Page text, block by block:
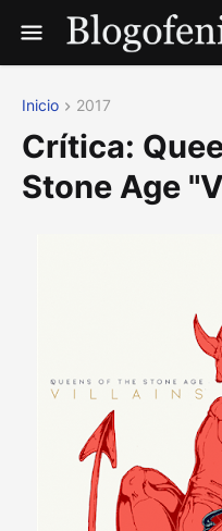
Inicio 2017
Crítica:
Stone Age